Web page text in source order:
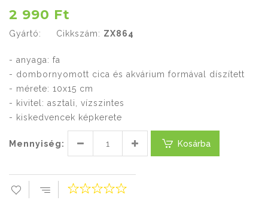
2 990 Ft
Gyártó: Cikkszám: ZX864
- anyaga: fa
- dombornyomott cica és akvárium formával díszített
- mérete: 10x15 cm
- kivitel: asztali, vízszintes
- kiskedvencek képkerete
Mennyiség: Kosárba